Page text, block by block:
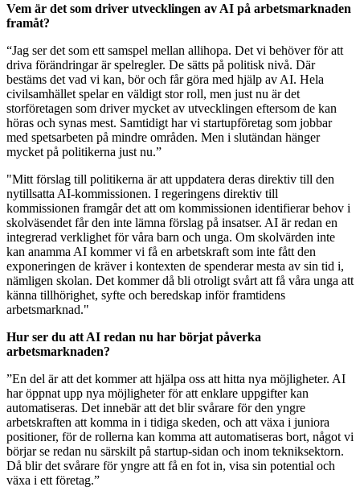
Vem är det som driver utvecklingen av AI på arbetsmarknaden
framåt?
“Jag ser det som ett samspel mellan allihopa. Det vi behöver för att
driva förändringar är spelregler. De sätts på politisk nivå. Där
bestäms det vad vi kan, bör och får göra med hjälp av AI. Hela
civilsamhället spelar en väldigt stor roll, men just nu är det
storföretagen som driver mycket av utvecklingen eftersom de kan
höras och synas mest. Samtidigt har vi startupföretag som jobbar
med spetsarbeten på mindre områden. Men i slutändan hänger
mycket på politikerna just nu.”
"Mitt förslag till politikerna är att uppdatera deras direktiv till den
nytillsatta AI-kommissionen. I regeringens direktiv till
kommissionen framgår det att om kommissionen identifierar behov i
skolväsendet får den inte lämna förslag på insatser. AI är redan en
integrerad verklighet för våra barn och unga. Om skolvärden inte
kan anamma AI kommer vi få en arbetskraft som inte fått den
exponeringen de kräver i kontexten de spenderar mesta av sin tid i,
nämligen skolan. Det kommer då bli otroligt svårt att få våra unga att
känna tillhörighet, syfte och beredskap inför framtidens
arbetsmarknad."
Hur ser du att AI redan nu har börjat påverka
arbetsmarknaden?
”En del är att det kommer att hjälpa oss att hitta nya möjligheter. AI
har öppnat upp nya möjligheter för att enklare uppgifter kan
automatiseras. Det innebär att det blir svårare för den yngre
arbetskraften att komma in i tidiga skeden, och att växa i juniora
positioner, för de rollerna kan komma att automatiseras bort, något vi
börjar se redan nu särskilt på startup-sidan och inom tekniksektorn.
Då blir det svårare för yngre att få en fot in, visa sin potential och
växa i ett företag.”